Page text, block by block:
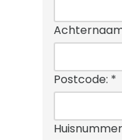
Postcode: *